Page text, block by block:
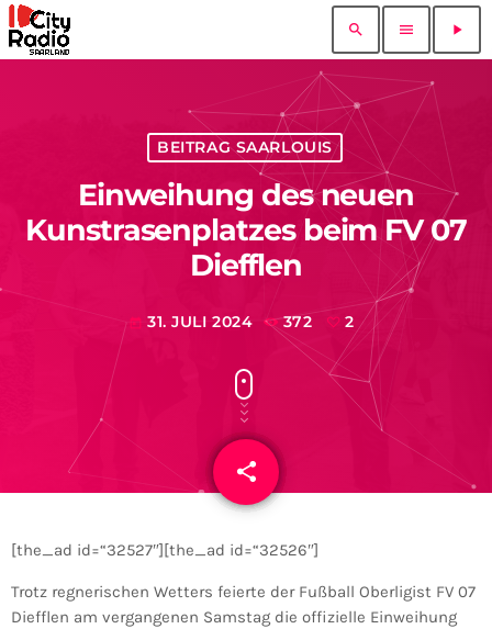
search menu play_arrow
BEITRAG SAARLOUIS
Einweihung des neuen
Kunstrasenplatzes beim FV 07
Diefflen
today 31. JULI 2024 372 2
share
email
[the_ad id=“32527″][the_ad id=“32526″]
Trotz regnerischen Wetters feierte der Fußball Oberligist FV 07
Diefflen am vergangenen Samstag die offizielle Einweihung